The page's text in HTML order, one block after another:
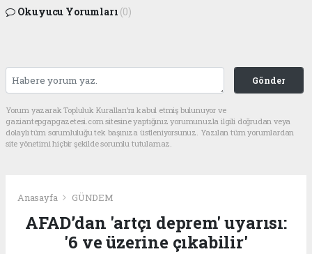
Okuyucu Yorumları (0)
Gönder
Yorum yazarak Topluluk Kuralları’nı kabul etmiş bulunuyor ve
gaziantepgapgazetesi.com sitesine yaptığınız yorumunuzla ilgili doğrudan veya
dolaylı tüm sorumluluğu tek başınıza üstleniyorsunuz. Yazılan tüm yorumlardan
site yönetimi hiçbir şekilde sorumlu tutulamaz.
Anasayfa GÜNDEM
AFAD’dan 'artçı deprem' uyarısı:
'6 ve üzerine çıkabilir'